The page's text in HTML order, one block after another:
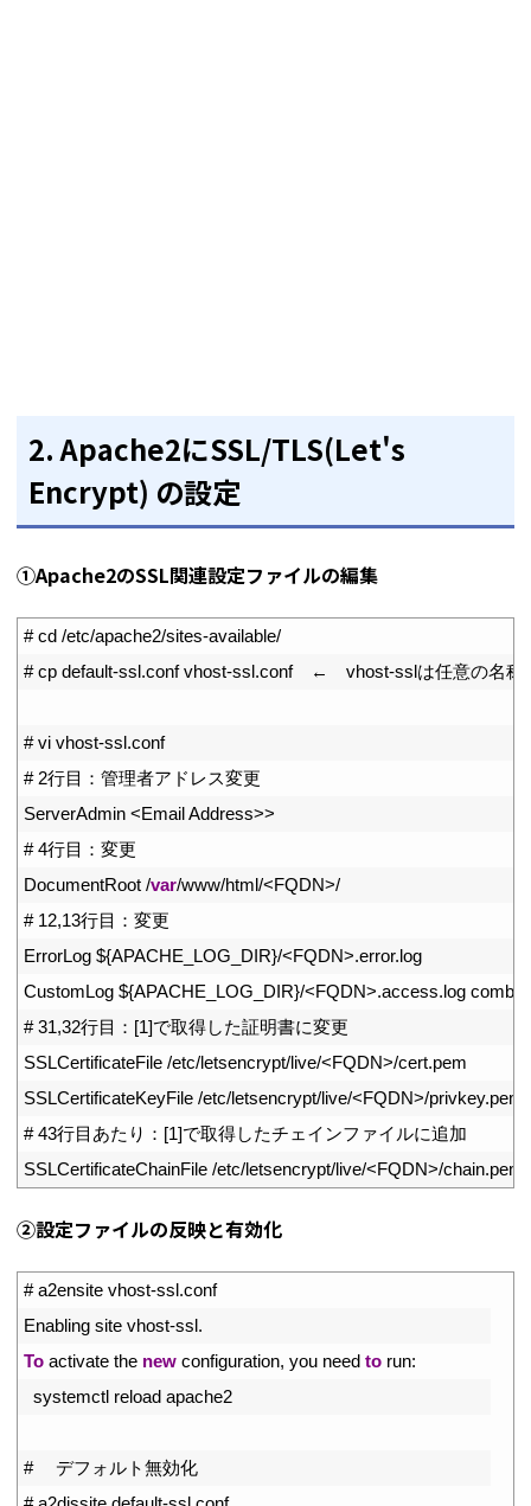
2. Apache2にSSL/TLS(Let's
Encrypt) の設定
①Apache2のSSL関連設定ファイルの編集
# cd /etc/apache2/sites-available/
# cp default-ssl.conf vhost-ssl.conf　←　vhost-sslは任意の名称
# vi vhost-ssl.conf
# 2行目：管理者アドレス変更
ServerAdmin <Email Address>>
# 4行目：変更
DocumentRoot /var/www/html/<FQDN>/
# 12,13行目：変更
ErrorLog ${APACHE_LOG_DIR}/<FQDN>.error.log
CustomLog ${APACHE_LOG_DIR}/<FQDN>.access.log
# 31,32行目：[1]で取得した証明書に変更
SSLCertificateFile /etc/letsencrypt/live/<FQDN>/cert.pem
SSLCertificateKeyFile /etc/letsencrypt/live/<FQDN>/privkey.pem
# 43行目あたり：[1]で取得したチェインファイルに追加
SSLCertificateChainFile /etc/letsencrypt/live/<FQDN>/chain.pem
②設定ファイルの反映と有効化
# a2ensite vhost-ssl.conf
Enabling site vhost-ssl.
To activate the new configuration, you need to run:
systemctl reload apache2
# 　デフォルト無効化